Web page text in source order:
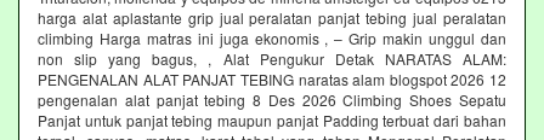
harga alat aplastante grip jual peralatan panjat tebing jual peralatan
climbing Harga matras ini juga ekonomis , – Grip makin unggul dan
non slip yang bagus, , Alat Pengukur Detak NARATAS ALAM:
PENGENALAN ALAT PANJAT TEBING naratas alam blogspot 2026 12
pengenalan alat panjat tebing 8 Des 2026 Climbing Shoes Sepatu
Panjat untuk panjat tebing maupun panjat Padding terbuat dari bahan